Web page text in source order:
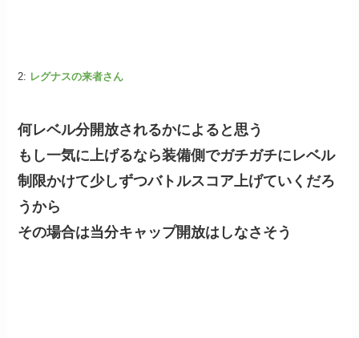
2: レグナスの来者さん
何レベル分開放されるかによると思う
もし一気に上げるなら装備側でガチガチにレベル
制限かけて少しずつバトルスコア上げていくだろ
うから
その場合は当分キャップ開放はしなさそう